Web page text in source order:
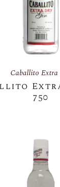
Caballito
750